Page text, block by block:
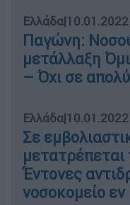
Ελλάδα|
Παγώνη:
μετάλλαξη
– Όχι σε
Ελλάδα|
Σε
Έντονες
νοσοκομείο